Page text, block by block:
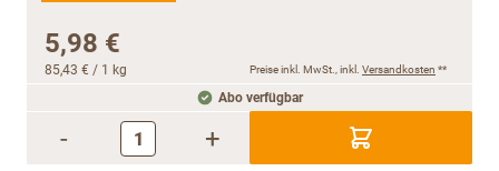
5,98 €
85,43 € / 1 kg Preise inkl. MwSt., inkl. Versandkosten **
Abo verfügbar
- +